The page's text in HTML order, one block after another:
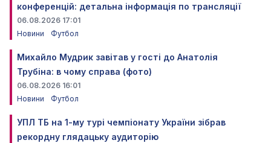
конференцій: детальна інформація по трансляції
06.08.2026 17:01
Новини
Футбол
Михайло Мудрик завітав у гості до Анатолія
Трубіна: в чому справа (фото)
06.08.2026 16:01
Новини
Футбол
УПЛ ТБ на 1-му турі чемпіонату України зібрав
рекордну глядацьку аудиторію